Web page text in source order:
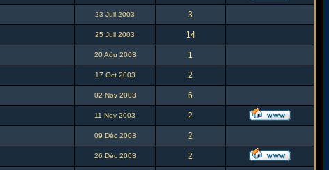
23 Juil 2003 3
25 Juil 2003 14
20 Aôu 2003 1
17 Oct 2003 2
02 Nov 2003 6
11 Nov 2003 2
09 Déc 2003 2
26 Déc 2003 2